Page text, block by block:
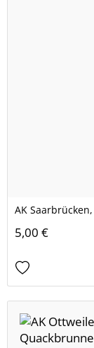
AK
5,00 €